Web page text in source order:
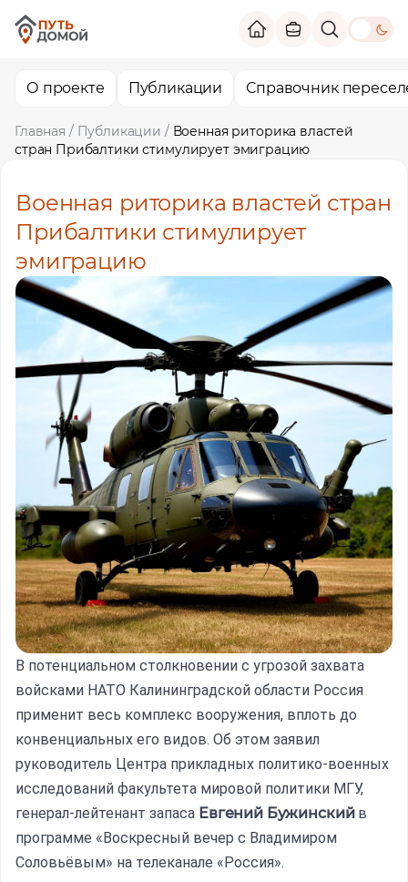
theme
О проекте Публикации Справочник
Главная / Публикации / Военная риторика властей
стран Прибалтики стимулирует эмиграцию
Военная риторика властей стран
Прибалтики стимулирует
эмиграцию
В потенциальном столкновении с угрозой захвата
войсками НАТО Калининградской области Россия
применит весь комплекс вооружения, вплоть до
конвенциальных его видов. Об этом заявил
руководитель Центра прикладных политико-военных
исследований факультета мировой политики МГУ,
генерал-лейтенант запаса Евгений Бужинскийв
программе «Воскресный вечер с Владимиром
Соловьёвым» на телеканале «Россия».